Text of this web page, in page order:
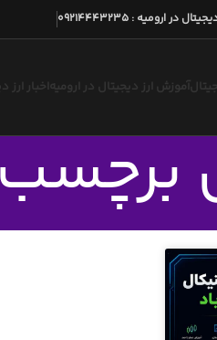
در ارومیه :
09214443235
آموزش ارز دیجیتال در ارومیه اخبار ارز